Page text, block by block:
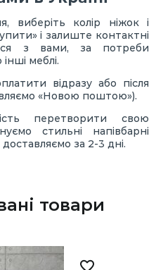
виберіть колір ніжок і
і залиште контактні
з вами, за потреби
меблі.
відразу або після
«Новою поштою»).
перетворити свою
стильні напівбарні
за 2-3 дні.
товари